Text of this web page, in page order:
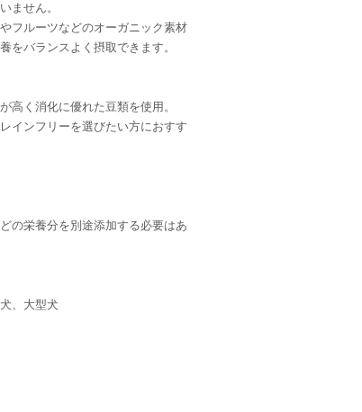
ません。
フルーツなどのオーガニック素材
をバランスよく摂取できます。
高く消化に優れた豆類を使用。
インフリーを選びたい方におすす
の栄養分を別途添加する必要はあ
、大型犬